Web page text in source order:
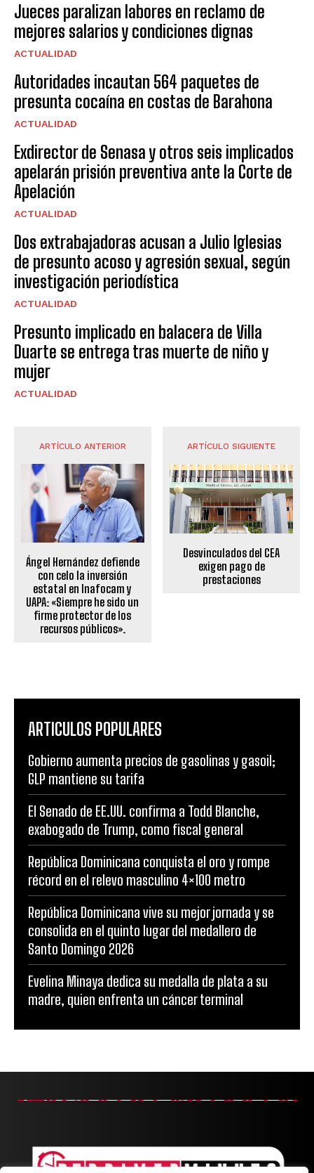
Jueces paralizan labores en reclamo de
mejores salarios y condiciones dignas
ACTUALIDAD
Autoridades incautan 564 paquetes de
presunta cocaína en costas de Barahona
ACTUALIDAD
Exdirector de Senasa y otros seis implicados
apelarán prisión preventiva ante la Corte de
Apelación
ACTUALIDAD
Dos extrabajadoras acusan a Julio Iglesias
de presunto acoso y agresión sexual, según
investigación periodística
ACTUALIDAD
Presunto implicado en balacera de Villa
Duarte se entrega tras muerte de niño y
mujer
ACTUALIDAD
ARTÍCULO ANTERIOR
Ángel Hernández defiende
con celo la inversión
estatal en Inafocam y
UAPA: «Siempre he sido un
firme protector de los
recursos públicos».
ARTÍCULO SIGUIENTE
Desvinculados del CEA
exigen pago de
prestaciones
ARTICULOS POPULARES
Gobierno aumenta precios de gasolinas y gasoil;
GLP mantiene su tarifa
El Senado de EE.UU. confirma a Todd Blanche,
exabogado de Trump, como fiscal general
República Dominicana conquista el oro y rompe
récord en el relevo masculino 4×100 metro
República Dominicana vive su mejor jornada y se
consolida en el quinto lugar del medallero de
Santo Domingo 2026
Evelina Minaya dedica su medalla de plata a su
madre, quien enfrenta un cáncer terminal